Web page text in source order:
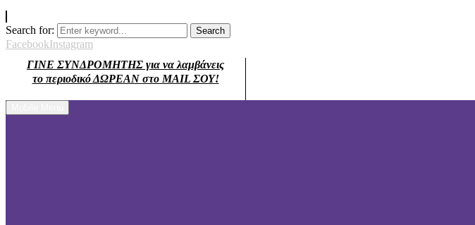
Search for: Search
FacebookInstagram
ΓΙΝΕ ΣΥΝΔΡΟΜΗΤΗΣ για να λαμβάνεις
το περιοδικό ΔΩΡΕΑΝ στο MAIL ΣΟΥ!